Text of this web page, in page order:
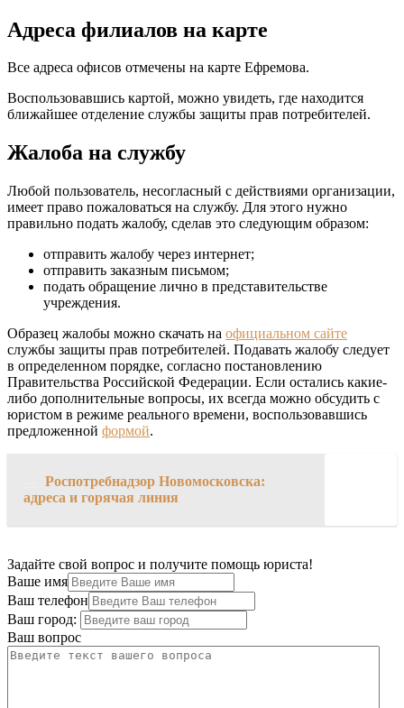
Адреса филиалов на карте
Все адреса офисов отмечены на карте Ефремова.
Воспользовавшись картой, можно увидеть, где находится
ближайшее отделение службы защиты прав потребителей.
Жалоба на службу
Любой пользователь, несогласный с действиями организации,
имеет право пожаловаться на службу. Для этого нужно
правильно подать жалобу, сделав это следующим образом:
отправить жалобу через интернет;
отправить заказным письмом;
подать обращение лично в представительстве
учреждения.
Образец жалобы можно скачать на официальном сайте
службы защиты прав потребителей. Подавать жалобу следует
в определенном порядке, согласно постановлению
Правительства Российской Федерации. Если остались какие-
либо дополнительные вопросы, их всегда можно обсудить с
юристом в режиме реального времени, воспользовавшись
предложенной формой.
Роспотребнадзор Новомосковска:
адреса и горячая линия
Задайте свой вопрос и получите помощь юриста!
Ваше имя
Ваш телефон
Ваш город:
Ваш вопрос